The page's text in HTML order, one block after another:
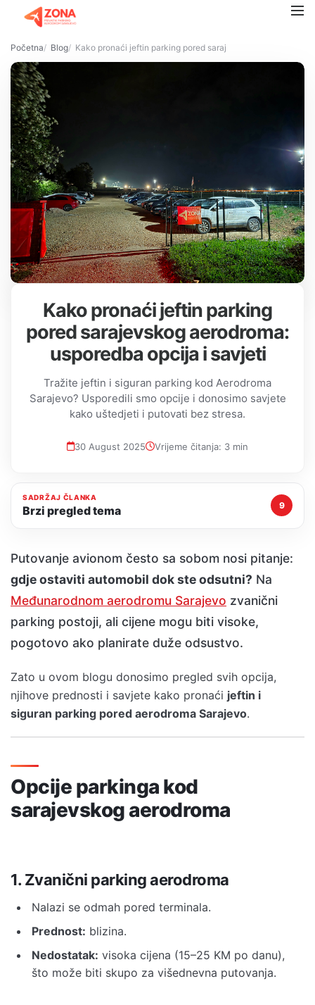
Početna Blog Kako pronaći jeftin parking pored sarajevskog aerodroma:
Kako pronaći jeftin parking
pored sarajevskog aerodroma:
usporedba opcija i savjeti
Tražite jeftin i siguran parking kod Aerodroma
Sarajevo? Usporedili smo opcije i donosimo savjete
kako uštedjeti i putovati bez stresa.
30 August 2025 Vrijeme čitanja: 3 min
SADRŽAJ ČLANKA
Brzi pregled tema 9
Putovanje avionom često sa sobom nosi pitanje:
gdje ostaviti automobil dok ste odsutni? Na
Međunarodnom aerodromu Sarajevo zvanični
parking postoji, ali cijene mogu biti visoke,
pogotovo ako planirate duže odsustvo.
Zato u ovom blogu donosimo pregled svih opcija,
njihove prednosti i savjete kako pronaći jeftin i
siguran parking pored aerodroma Sarajevo.
Opcije parkinga kod
sarajevskog aerodroma
1. Zvanični parking aerodroma
Nalazi se odmah pored terminala.
Prednost: blizina.
Nedostatak: visoka cijena (15–25 KM po danu),
što može biti skupo za višednevna putovanja.